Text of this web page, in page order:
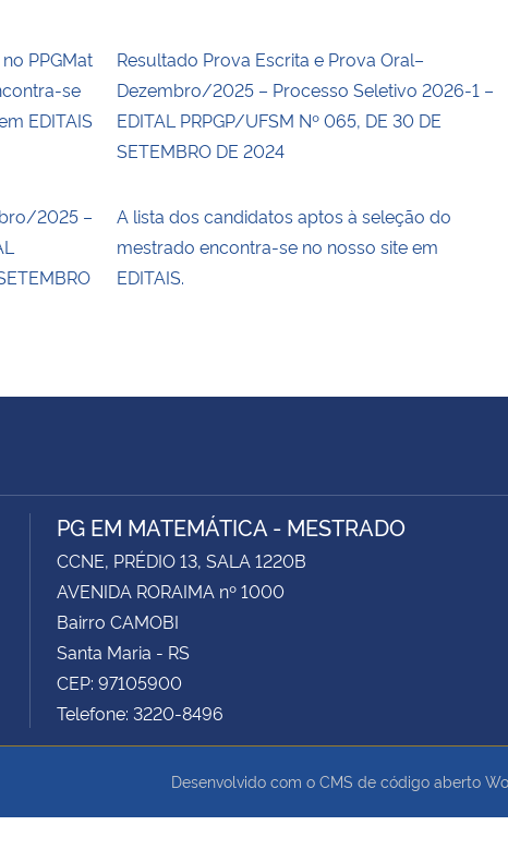
PPGMat
se
EDITAIS
Resultado Prova Escrita e Prova Oral–
Dezembro/2025 – Processo Seletivo 2026-1 –
EDITAL PRPGP/UFSM Nº 065, DE 30 DE
SETEMBRO DE 2024
2025 –
A lista dos candidatos aptos à seleção do
mestrado encontra-se no nosso site em
EDITAIS.
PG EM MATEMÁTICA - MESTRADO
CCNE, PRÉDIO 13, SALA 1220B
AVENIDA RORAIMA nº 1000
Bairro CAMOBI
Santa Maria - RS
CEP: 97105900
Telefone: 3220-8496
Desenvolvido com o CMS de código aberto